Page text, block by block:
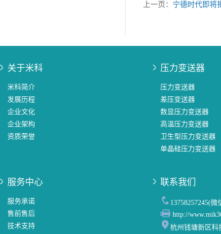
上一页： 宁德时代即将
关于米科
米科简介
发展历程
企业文化
企业架构
资质荣誉
压力变送器
压力变送器
差压变送器
数显压力变送器
高温压力变送器
卫生型压力变送器
单晶硅压力变送器
服务中心
服务承诺
售前售后
技术支持
联系我们
13758257245(微
http://
杭州钱塘新区科